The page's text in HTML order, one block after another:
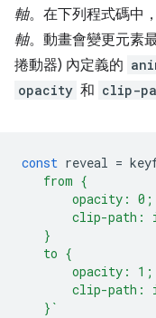
軸。在下列程式碼中
軸。動畫會變更元素
捲動器) 內定義的
opacity 和 clip-
const reveal =
   from {
       opacity: 0;
clip-path:
   }
   to {
       opacity: 1;
clip-path:
   }`